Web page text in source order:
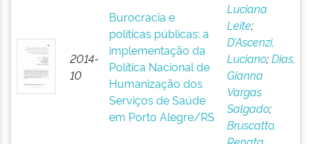
2014-
10
Burocracia e
políticas públicas: a
implementação da
Política Nacional de
Humanização dos
Serviços de Saúde
em Porto Alegre/RS
Luciana
Leite;
D’Ascenzi,
Luciano;Dias,
Gianna
Vargas
Salgado;
Bruscatto,